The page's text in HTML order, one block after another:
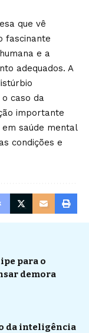
que vê
fascinante
e a
adequados. A
caso da
importante
saúde mental
condições e
para o
demora
da inteligência